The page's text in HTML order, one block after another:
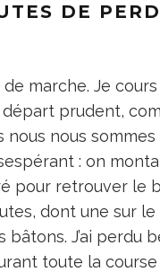
DE
marche. Je
prudent,
nous nous
: on
pour retrouver le
dont une sur
J’ai perdu
toute la